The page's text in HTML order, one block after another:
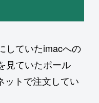
していたimacへの
見ていたポール
ットで注文してい